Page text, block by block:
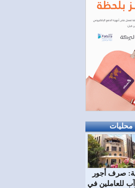
محليات
صرف أجور
للعاملين في